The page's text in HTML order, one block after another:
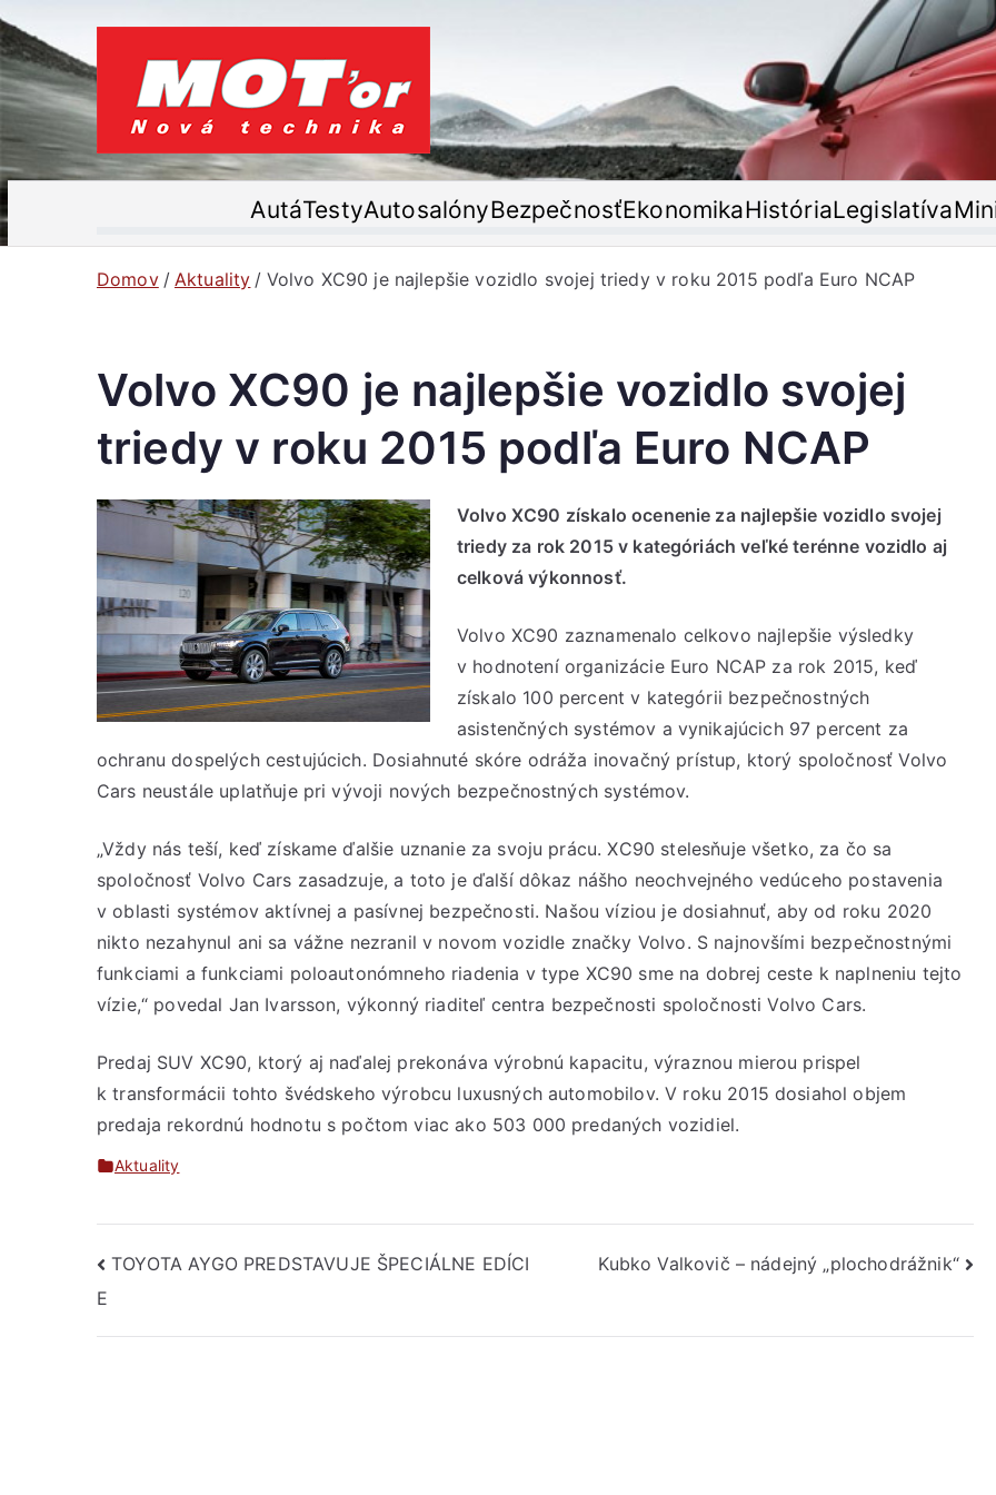
Prejsť
na
obsah
MOT'or
Váš motoristický časopis
AutáTestyAutosalónyBezpečnosťEkonomikaHistóriaLegislatíva
Domov Aktuality Volvo XC90 je najlepšie vozidlo svojej triedy v roku 2015 podľa Euro NCAP
Volvo XC90 je najlepšie vozidlo svojej
triedy v roku 2015 podľa Euro NCAP
Volvo XC90 získalo ocenenie za najlepšie vozidlo svojej
triedy za rok 2015 v kategóriách veľké terénne vozidlo aj
celková výkonnosť.
Volvo XC90 zaznamenalo celkovo najlepšie výsledky
v hodnotení organizácie Euro NCAP za rok 2015, keď
získalo 100 percent v kategórii bezpečnostných
asistenčných systémov a vynikajúcich 97 percent za
ochranu dospelých cestujúcich. Dosiahnuté skóre odráža inovačný prístup, ktorý spoločnosť Volvo
Cars neustále uplatňuje pri vývoji nových bezpečnostných systémov.
„Vždy nás teší, keď získame ďalšie uznanie za svoju prácu. XC90 stelesňuje všetko, za čo sa
spoločnosť Volvo Cars zasadzuje, a toto je ďalší dôkaz nášho neochvejného vedúceho postavenia
v oblasti systémov aktívnej a pasívnej bezpečnosti. Našou víziou je dosiahnuť, aby od roku 2020
nikto nezahynul ani sa vážne nezranil v novom vozidle značky Volvo. S najnovšími bezpečnostnými
funkciami a funkciami poloautonómneho riadenia v type XC90 sme na dobrej ceste k naplneniu tejto
vízie,“ povedal Jan Ivarsson, výkonný riaditeľ centra bezpečnosti spoločnosti Volvo Cars.
Predaj SUV XC90, ktorý aj naďalej prekonáva výrobnú kapacitu, výraznou mierou prispel
k transformácii tohto švédskeho výrobcu luxusných automobilov. V roku 2015 dosiahol objem
predaja rekordnú hodnotu s počtom viac ako 503 000 predaných vozidiel.
Aktuality
Navigácia
v
TOYOTA AYGO PREDSTAVUJE ŠPECIÁLNE EDÍCI
E
Kubko Valkovič – nádejný „plochodrážnik“